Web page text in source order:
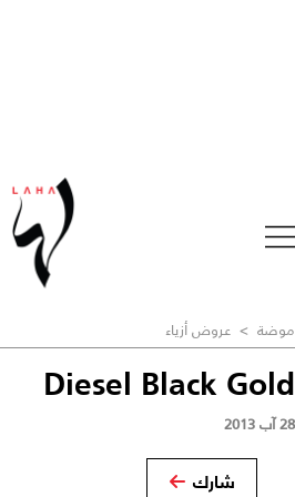
موضة > عروض أزياء
Diesel Black Gold
28 آب 2013
شارك